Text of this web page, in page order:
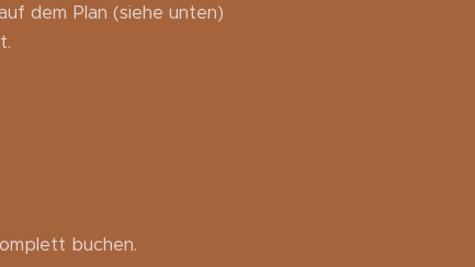
dem Plan (siehe unten)
buchen.